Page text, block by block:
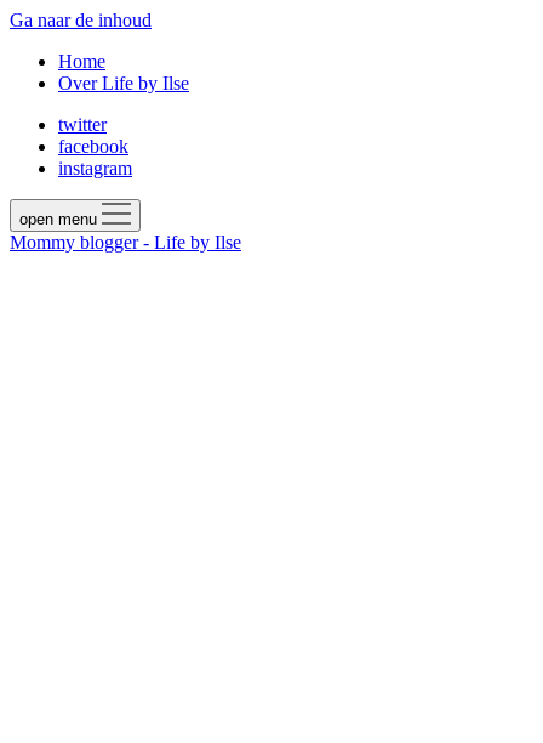
Ga naar de inhoud
Home
Over Life by Ilse
twitter
facebook
instagram
open menu
Mommy blogger - Life by Ilse